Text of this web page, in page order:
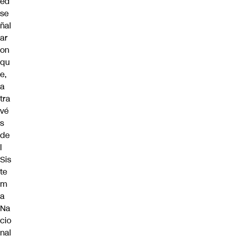
se
ñal
ar
on
qu
e,
a
tra
vé
s
de
l
Sis
te
m
a
Na
cio
nal